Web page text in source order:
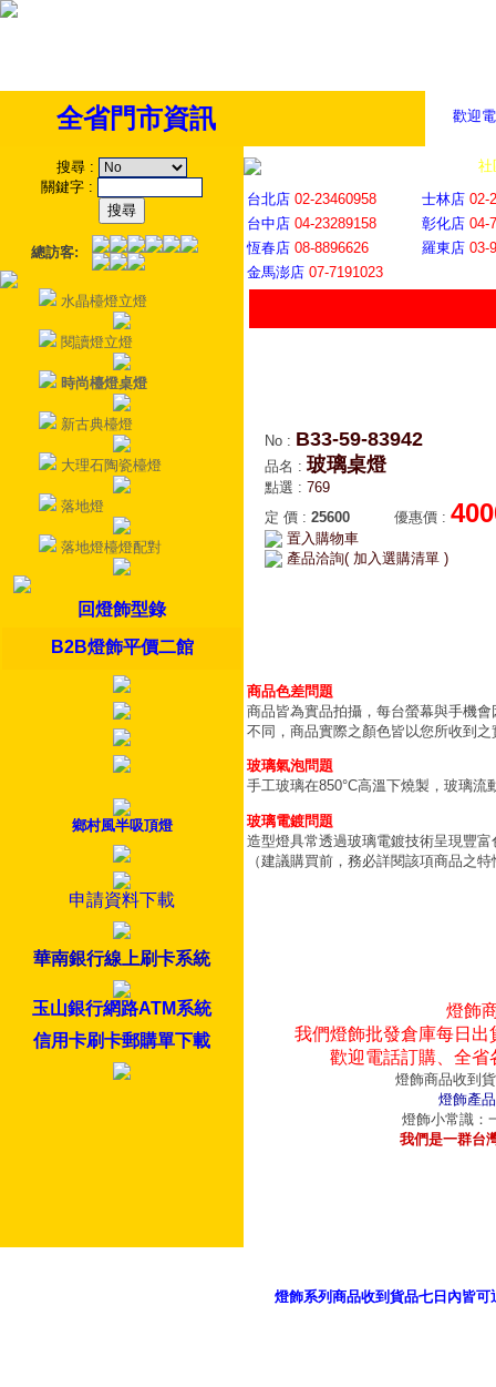
歡迎
全省門市資訊
搜尋 :
關鍵字 :
總訪客:
水晶檯燈立燈
閱讀燈立燈
時尚檯燈桌燈
新古典檯燈
大理石陶瓷檯燈
落地燈
落地燈檯燈配對
回燈飾型錄
B2B燈飾平價二館
鄉村風半吸頂燈
申請資料下載
華南銀行線上刷卡系統
玉山銀行網路ATM系統
信用卡刷卡郵購單下載
社
台北店 02-23460958 士林店 02-
台中店 04-23289158 彰化店 04-
恆春店 08-8896626 羅東店 03-
金馬澎店 07-7191023
No : B33-59-83942
品名 : 玻璃桌燈
點選 : 769
定 價 : 25600 優惠價 :
置入購物車
產品洽詢( 加入選購清單 )
商品色差問題
商品皆為實品拍攝，每台螢幕與手機
不同，商品實際之顏色皆以您所收到之
玻璃氣泡問題
手工玻璃在850°C高溫下燒製，玻璃
玻璃電鍍問題
造型燈具常透過玻璃電鍍技術呈現豐
（建議購買前，務必詳閱該項商品之
燈飾
我們燈飾批發倉庫每日
歡迎電話訂購、全
燈飾商品收到
燈飾產
燈飾小常識：
我們是一群台
燈飾系列商品收到貨品七日內皆